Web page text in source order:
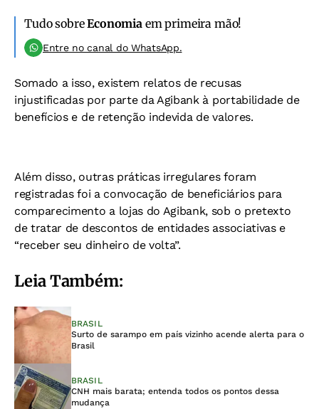
Tudo sobreEconomiaem primeira mão!
Entre no canal do WhatsApp.
Somado a isso, existem relatos de recusas
injustificadas por parte da Agibank à portabilidade de
benefícios e de retenção indevida de valores.
Além disso, outras práticas irregulares foram
registradas foi a convocação de beneficiários para
comparecimento a lojas do Agibank, sob o pretexto
de tratar de descontos de entidades associativas e
“receber seu dinheiro de volta”.
Leia Também:
BRASIL
Surto de sarampo em país vizinho acende alerta para o
Brasil
BRASIL
CNH mais barata; entenda todos os pontos dessa
mudança